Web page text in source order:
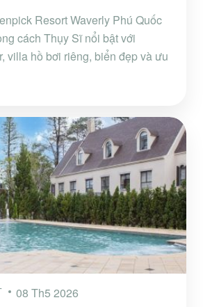
Resort Waverly Phú Quốc
cách Thụy Sĩ nổi bật với
villa hồ bơi riêng, biển đẹp và ưu
08 Th5 2026